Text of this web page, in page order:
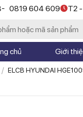
- 0819 604 609 T2
chủ Giới
ELCB HYUNDAI